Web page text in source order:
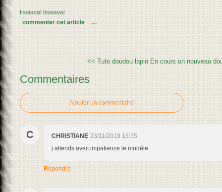
tissiaval tissiaval
commenter cet article
…
<< Tuto doudou lapin En cours un nouveau
Commentaires
Ajouter un commentaire
C CHRISTIANE 23/11/2019 16:55
j attends avec impatience le modèle
Répondre